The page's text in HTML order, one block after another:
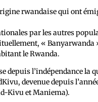
rwandaise qui ont
par les autres
«
le Rwanda.
depuis l’indépendance
devenue depuis
Kivu et Maniema).